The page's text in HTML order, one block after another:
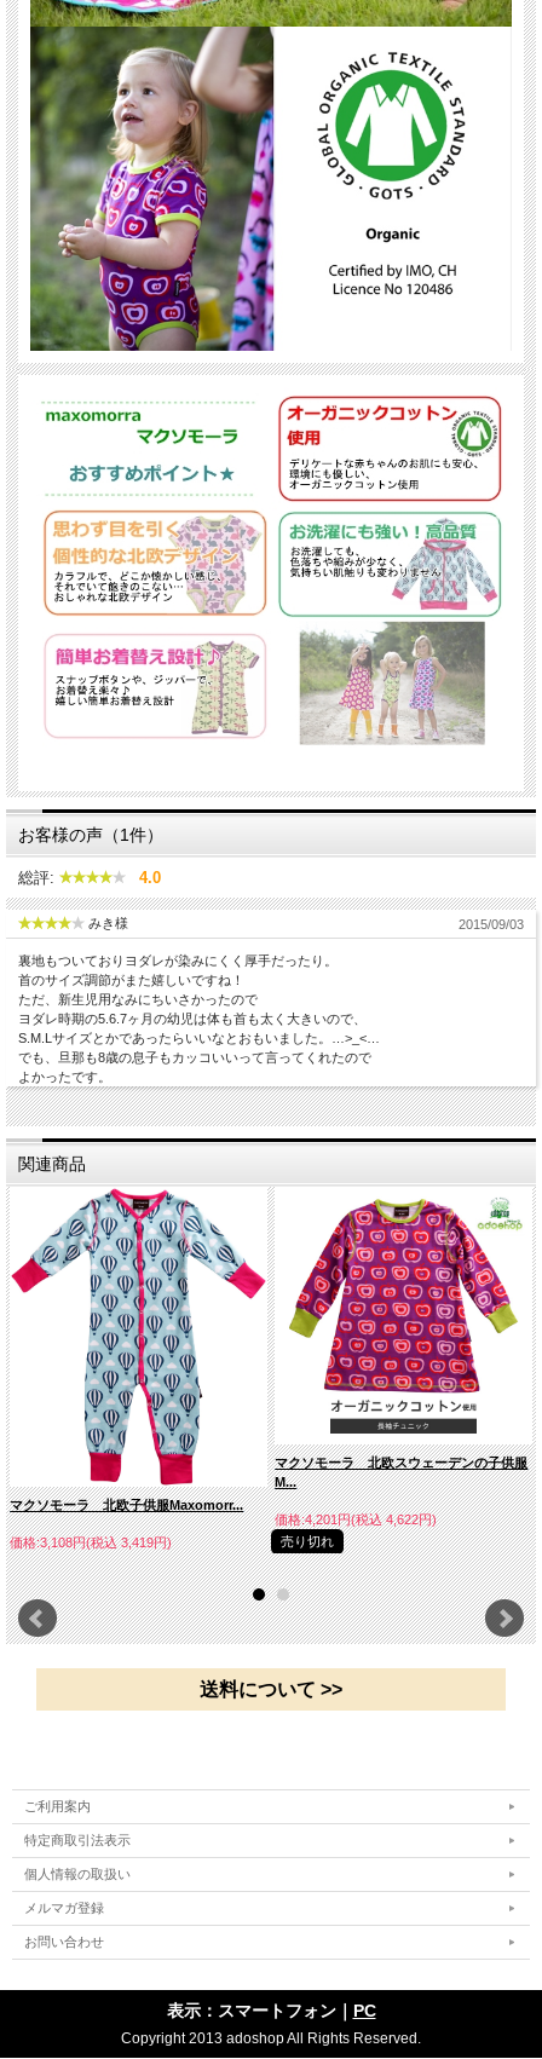
出産祝いや詰
合せギフトなどにも人気！
←こちらから
お客様の声（1件）
総評: 4.0
みき様 2015/09/03
裏地もついておりヨダレが染みにくく厚手だったり。
首のサイズ調節がまた嬉しいですね！
ただ、新生児用なみにちいさかったので
ヨダレ時期の5.6.7ヶ月の幼児は体も首も太く大きいので、
S.M.Lサイズとかであったらいいなとおもいました。…>_<…
でも、旦那も8歳の息子もカッコいいって言ってくれたので
よかったです。
関連商品
マクソモーラ 北欧子供服Maxomorr...
価格:3,108円(税込 3,419円)
マクソモーラ 北欧スウェーデンの子供服
M...
価格:4,201円(税込 4,622円)
売り切れ
送料について >>
ご利用案内
特定商取引法表示
個人情報の取扱い
メルマガ登録
お問い合わせ
表示：スマートフォン｜ PC
Copyright 2013 adoshop All Rights Reserved.